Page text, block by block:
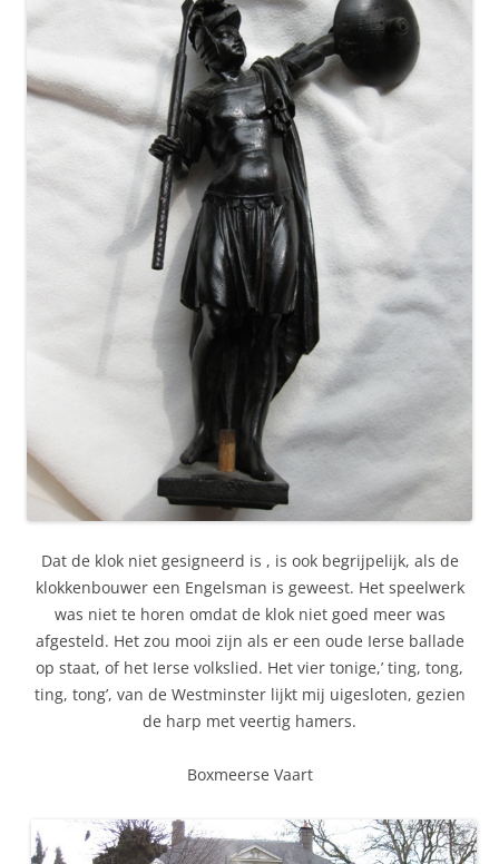
Dat de klok niet gesigneerd is , is ook begrijpelijk, als de
klokkenbouwer een Engelsman is geweest. Het speelwerk
was niet te horen omdat de klok niet goed meer was
afgesteld. Het zou mooi zijn als er een oude Ierse ballade
op staat, of het Ierse volkslied. Het vier tonige,’ ting, tong,
ting, tong’, van de Westminster lijkt mij uigesloten, gezien
de harp met veertig hamers.
Boxmeerse Vaart